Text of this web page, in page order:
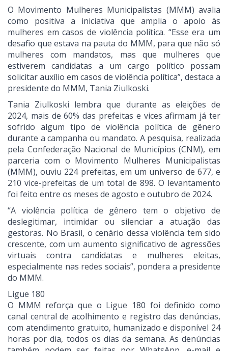
O Movimento Mulheres Municipalistas (MMM) avalia
como positiva a iniciativa que amplia o apoio às
mulheres em casos de violência política. “Esse era um
desafio que estava na pauta do MMM, para que não só
mulheres com mandatos, mas que mulheres que
estiverem candidatas a um cargo político possam
solicitar auxílio em casos de violência política”, destaca a
presidente do MMM, Tania Ziulkoski.
Tania Ziulkoski lembra que durante as eleições de
2024, mais de 60% das prefeitas e vices afirmam já ter
sofrido algum tipo de violência política de gênero
durante a campanha ou mandato. A pesquisa, realizada
pela Confederação Nacional de Municípios (CNM), em
parceria com o Movimento Mulheres Municipalistas
(MMM), ouviu 224 prefeitas, em um universo de 677, e
210 vice-prefeitas de um total de 898. O levantamento
foi feito entre os meses de agosto e outubro de 2024.
“A violência política de gênero tem o objetivo de
deslegitimar, intimidar ou silenciar a atuação das
gestoras. No Brasil, o cenário dessa violência tem sido
crescente, com um aumento significativo de agressões
virtuais contra candidatas e mulheres eleitas,
especialmente nas redes sociais”, pondera a presidente
do MMM.
Ligue 180
O MMM reforça que o Ligue 180 foi definido como
canal central de acolhimento e registro das denúncias,
com atendimento gratuito, humanizado e disponível 24
horas por dia, todos os dias da semana. As denúncias